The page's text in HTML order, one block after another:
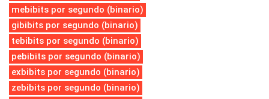
mebibits por segundo (binario)
gibibits por segundo (binario)
tebibits por segundo (binario)
pebibits por segundo (binario)
exbibits por segundo (binario)
zebibits por segundo (binario)